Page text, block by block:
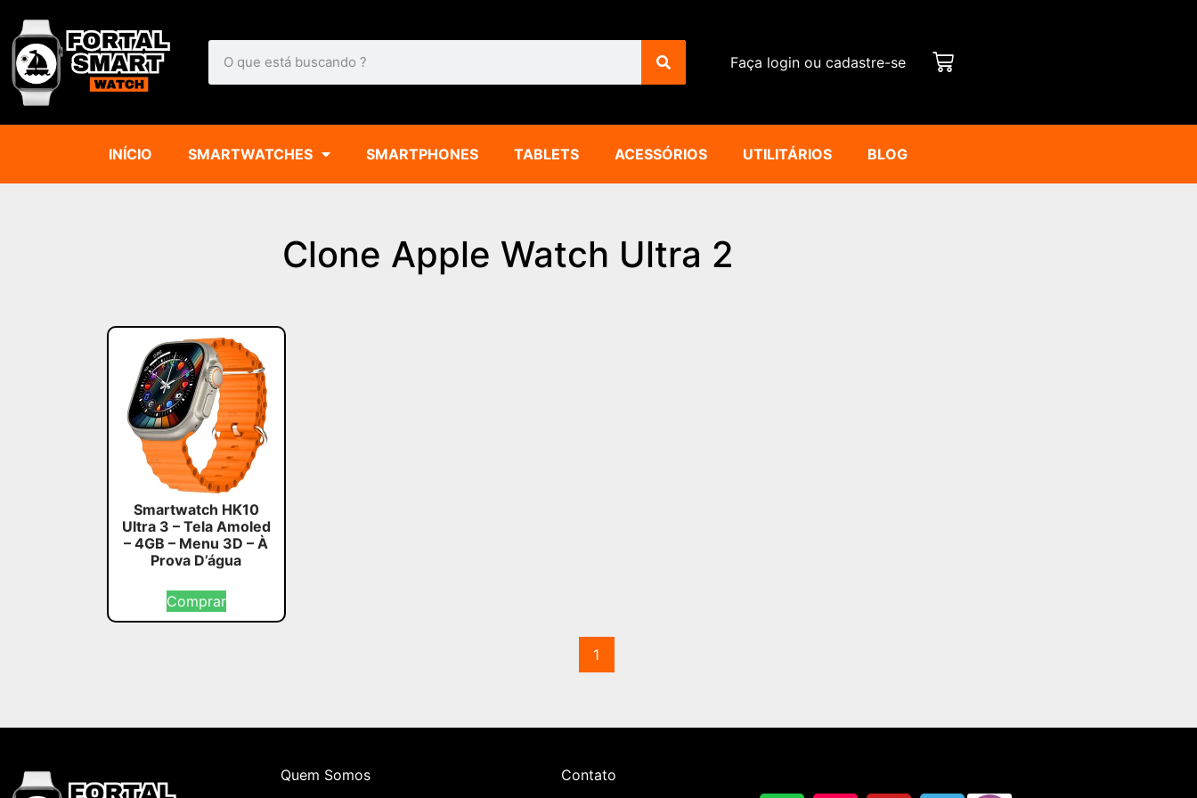
Faça login ou cadastre-se
INÍCIO SMARTWATCHES SMARTPHONES TABLETS ACESSÓRIOS UTILITÁRIOS BLOG
Clone Apple Watch Ultra 2
Smartwatch HK10
Ultra 3 – Tela Amoled
– 4GB – Menu 3D – À
Prova D’água
Comprar
1
Quem Somos Contato